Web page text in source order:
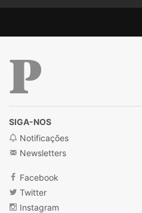
SIGA-NOS
Notificações
Newsletters
Facebook
Twitter
Instagram